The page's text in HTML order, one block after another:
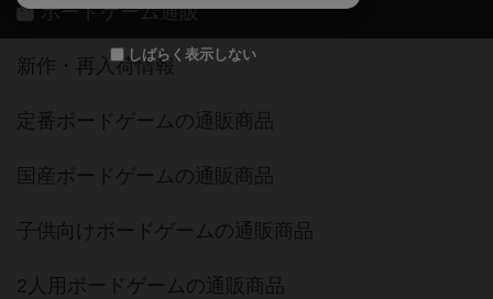
しばらく表示しない
ボードゲーム通販
新作・再入荷情報
定番ボードゲームの通販商品
国産ボードゲームの通販商品
子供向けボードゲームの通販商品
2人用ボードゲームの通販商品